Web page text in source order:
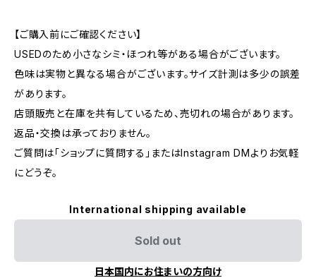
【ご購入前にご確認ください】
USEDのため小さなシミ・ほつれ等がある場合がございます。
色味は実物と異なる場合がございます。サイズ計測は多少の誤差
があります。
店頭販売と在庫を共有しているため、売切れの場合があります。
返品・交換は承っておりません。
ご質問は「ショップに質問する」またはInstagram DMよりお気軽
にどうぞ。
International shipping available
Sold out
日本国内にお住まいの方向け